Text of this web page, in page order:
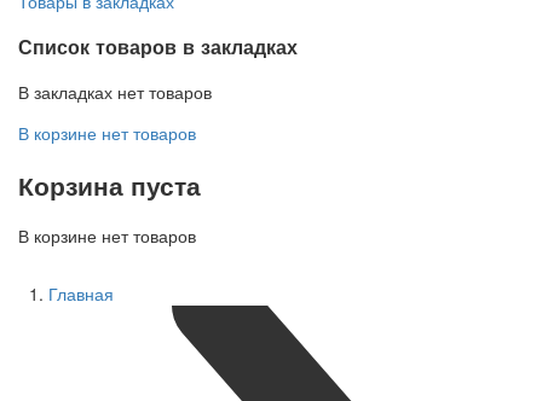
Список товаров в закладках
В закладках нет товаров
В корзине нет товаров
Корзина пуста
В корзине нет товаров
Главная